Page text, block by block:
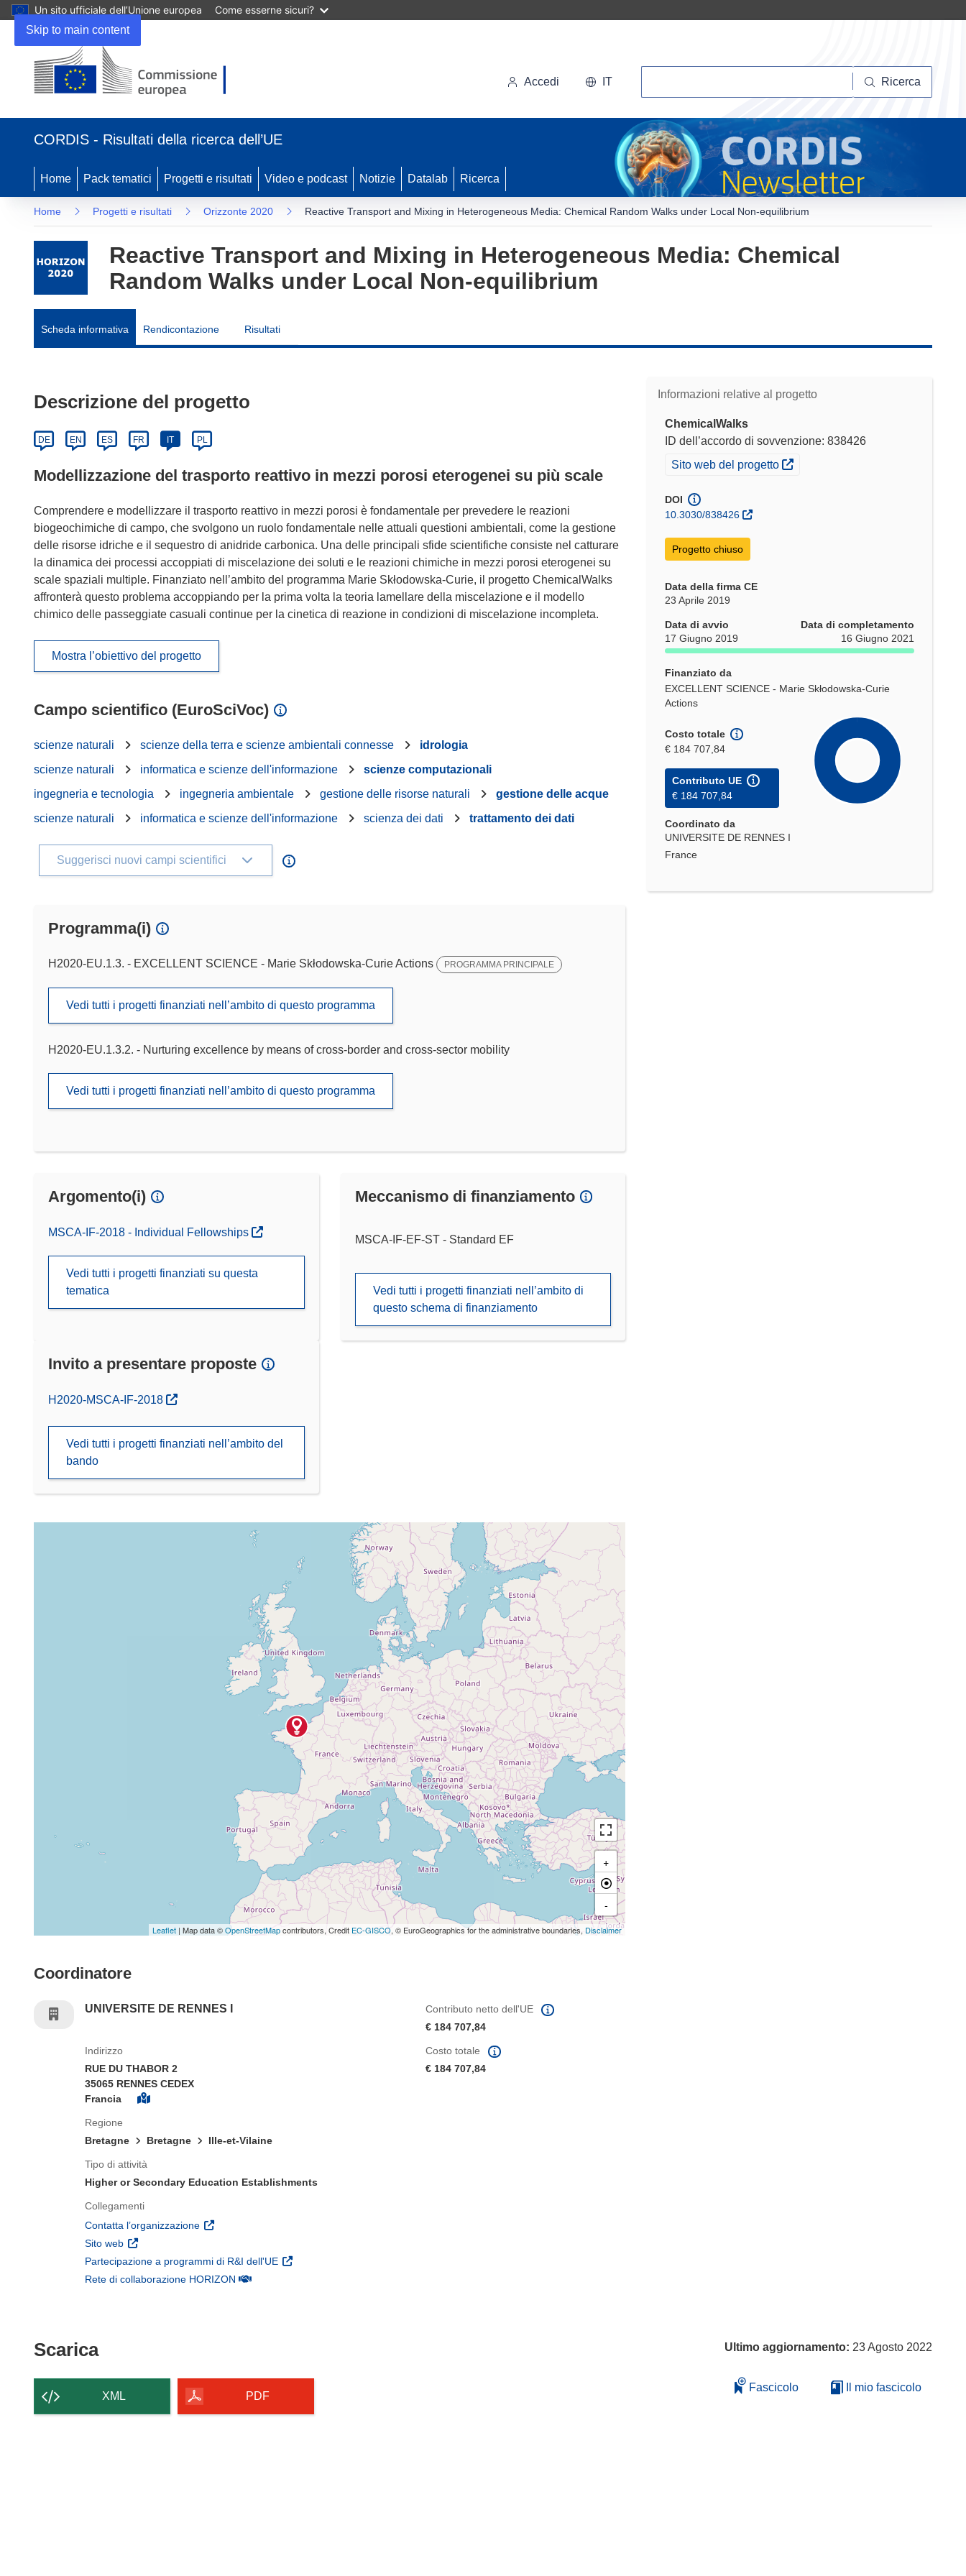
Skip to main content
Un sito ufficiale dell’Unione europea Come esserne sicuri?
Accedi IT Ricerca
CORDIS - Risultati della ricerca dell’UE
Home Pack tematici Progetti e risultati Video e podcast Notizie Datalab Ricerca
Home Progetti e risultati Orizzonte 2020 Reactive Transport and Mixing in Heterogeneous Media: Chemical Random Walks under Local Non-equilibrium
Reactive Transport and Mixing in Heterogeneous Media: Chemical
Random Walks under Local Non-equilibrium
Scheda informativa Rendicontazione Risultati
Informazioni relative al progetto
ChemicalWalks
ID dell’accordo di sovvenzione: 838426
(si apre in una nuova finestra)
Sito web del progetto
DOI
10.3030/838426
Progetto chiuso
Data della firma CE
23 Aprile 2019
Data di avvio
17 Giugno 2019
Data di completamento
16 Giugno 2021
Finanziato da
EXCELLENT SCIENCE - Marie Skłodowska-Curie
Actions
Costo totale
€ 184 707,84
Contributo UE
€ 184 707,84
Coordinato da
UNIVERSITE DE RENNES I
France
Descrizione del progetto
DE EN ES FR IT PL
Modellizzazione del trasporto reattivo in mezzi porosi eterogenei su più scale
Comprendere e modellizzare il trasporto reattivo in mezzi porosi è fondamentale per prevedere le reazioni
biogeochimiche di campo, che svolgono un ruolo fondamentale nelle attuali questioni ambientali, come la gestione
delle risorse idriche e il sequestro di anidride carbonica. Una delle principali sfide scientifiche consiste nel catturare
la dinamica dei processi accoppiati di miscelazione dei soluti e le reazioni chimiche in mezzi porosi eterogenei su
scale spaziali multiple. Finanziato nell’ambito del programma Marie Skłodowska-Curie, il progetto ChemicalWalks
affronterà questo problema accoppiando per la prima volta la teoria lamellare della miscelazione e il modello
chimico delle passeggiate casuali continue per la cinetica di reazione in condizioni di miscelazione incompleta.
Mostra l’obiettivo del progetto
Campo scientifico (EuroSciVoc)
scienze naturali scienze della terra e scienze ambientali connesse
idrologia
scienze naturali
informatica e scienze dell'informazione
scienze computazionali
ingegneria e tecnologia
ingegneria ambientale gestione delle risorse naturali
gestione delle acque
scienze naturali
informatica e scienze dell'informazione scienza dei dati trattamento dei dati
Suggerisci nuovi campi scientifici
Programma(i)
H2020-EU.1.3. - EXCELLENT SCIENCE - Marie Skłodowska-Curie Actions PROGRAMMA PRINCIPALE
Vedi tutti i progetti finanziati nell’ambito di questo programma
H2020-EU.1.3.2. - Nurturing excellence by means of cross-border and cross-sector mobility
Vedi tutti i progetti finanziati nell’ambito di questo programma
Argomento(i)
MSCA-IF-2018 - Individual Fellowships
Vedi tutti i progetti finanziati su questa
tematica
Meccanismo di finanziamento
MSCA-IF-EF-ST - Standard EF
Vedi tutti i progetti finanziati nell’ambito di
questo schema di finanziamento
Invito a presentare proposte
(si apre in una nuova finestra)
H2020-MSCA-IF-2018
Vedi tutti i progetti finanziati nell’ambito del
bando
+
-
Leaflet | Map data ©OpenStreetMapcontributors, Credit EC-GISCO, © EuroGeographics for the administrative boundaries, Disclaimer
Coordinatore
UNIVERSITE DE RENNES I
Contributo netto dell'UE
€ 184 707,84
Indirizzo
RUE DU THABOR 2
35065 RENNES CEDEX
Francia
Regione
Bretagne
Bretagne Ille-et-Vilaine
Tipo di attività
Higher or Secondary Education Establishments
Collegamenti
Contatta l’organizzazione (si apre in una nuova finestra)
Sito web (si apre in una nuova finestra)
Partecipazione a programmi di R&I dell'UE (si apre in una nuova finestra)
Rete di collaborazione HORIZON(si apre in una nuova finestra)
Costo totale
€ 184 707,84
ScaricaScarica il contenuto della pagina
XML PDF
Ultimo aggiornamento: 23 Agosto 2022
Fascicolo Il mio fascicolo